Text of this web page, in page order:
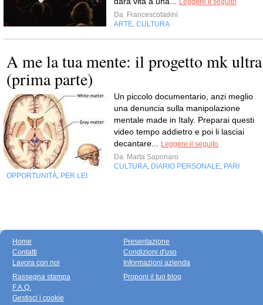
Leggere il seguito
Da Francescotadini
ARTE CULTURA
A me la tua mente: il progetto mk ultra
(prima parte)
Un piccolo documentario, anzi meglio
una denuncia sulla manipolazione
mentale made in Italy. Preparai questi
video tempo addietro e poi li lasciai
decantare...
Leggere il seguito
Da Marta Saponaro
CULTURA DIARIO PERSONALE PARI
OPPORTUNITÀ PER LEI
Home
Contatti
Lavora con noi
Presentazione
Condizioni d'uso
Informazioni azienda
Rassegna stampa
F.A.Q.
Gestisci i cookie
Proponi il tuo blog